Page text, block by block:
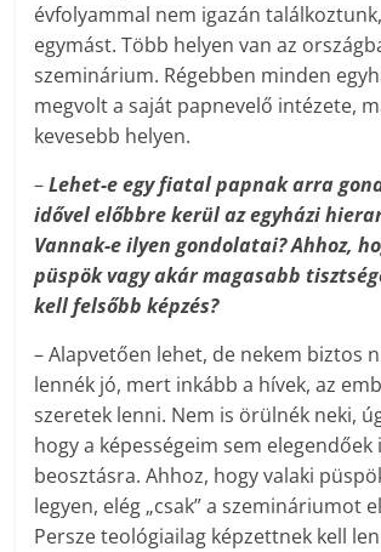
évfolyammal nem igazán
egymást. Több helyen van az
szeminárium. Régebben minden
megvolt a saját papnevelő intézete,
kevesebb helyen.
–Lehet-e egy fiatal papnak arra
idővel előbbre kerül az egyházi
Vannak-e ilyen gondolatai? Ahhoz,
püspök vagy akár magasabb
kell felsőbb képzés?
– Alapvetően lehet, de nekem biztos
lennék jó, mert inkább a hívek, az
szeretek lenni. Nem is örülnék neki,
hogy a képességeim sem elegendőek
beosztásra. Ahhoz, hogy valaki
legyen, elég „csak” a szemináriumot
Persze teológiailag képzettnek kell